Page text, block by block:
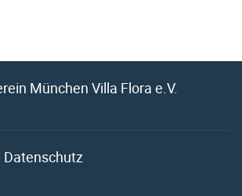
München Villa Flora e.V.